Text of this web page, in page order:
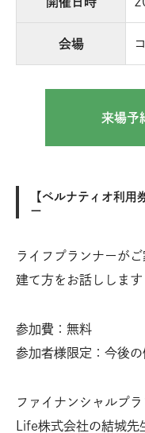
会場
来場予
【ベルナティオ利用
ー
ライフプランナーが
建て方をお話しします
参加費：無料
参加者様限定：今後
ファイナンシャルプ
Life株式会社の結城先